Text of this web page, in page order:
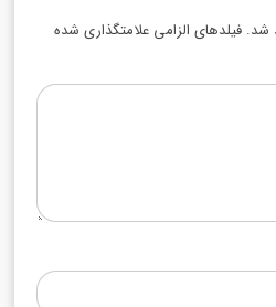
فیلدهای الزامی علامتگذاری شده